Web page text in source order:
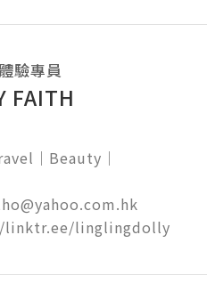
體驗專員
FAITH
linktr.ee/linglingdolly